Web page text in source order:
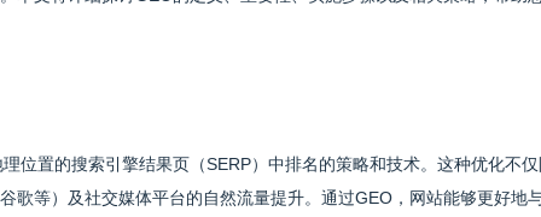
位置的搜索引擎结果页（SERP）中排名的策略和技术。这种优化不
歌等）及社交媒体平台的自然流量提升。通过GEO，网站能够更好地